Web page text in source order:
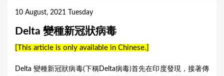
10 August, 2021 Tuesday
Delta 變種新冠狀病毒
[This article is only available in Chinese.]
Delta 變種新冠狀病毒(下稱Delta病毒)首先在印度發現，接著傳